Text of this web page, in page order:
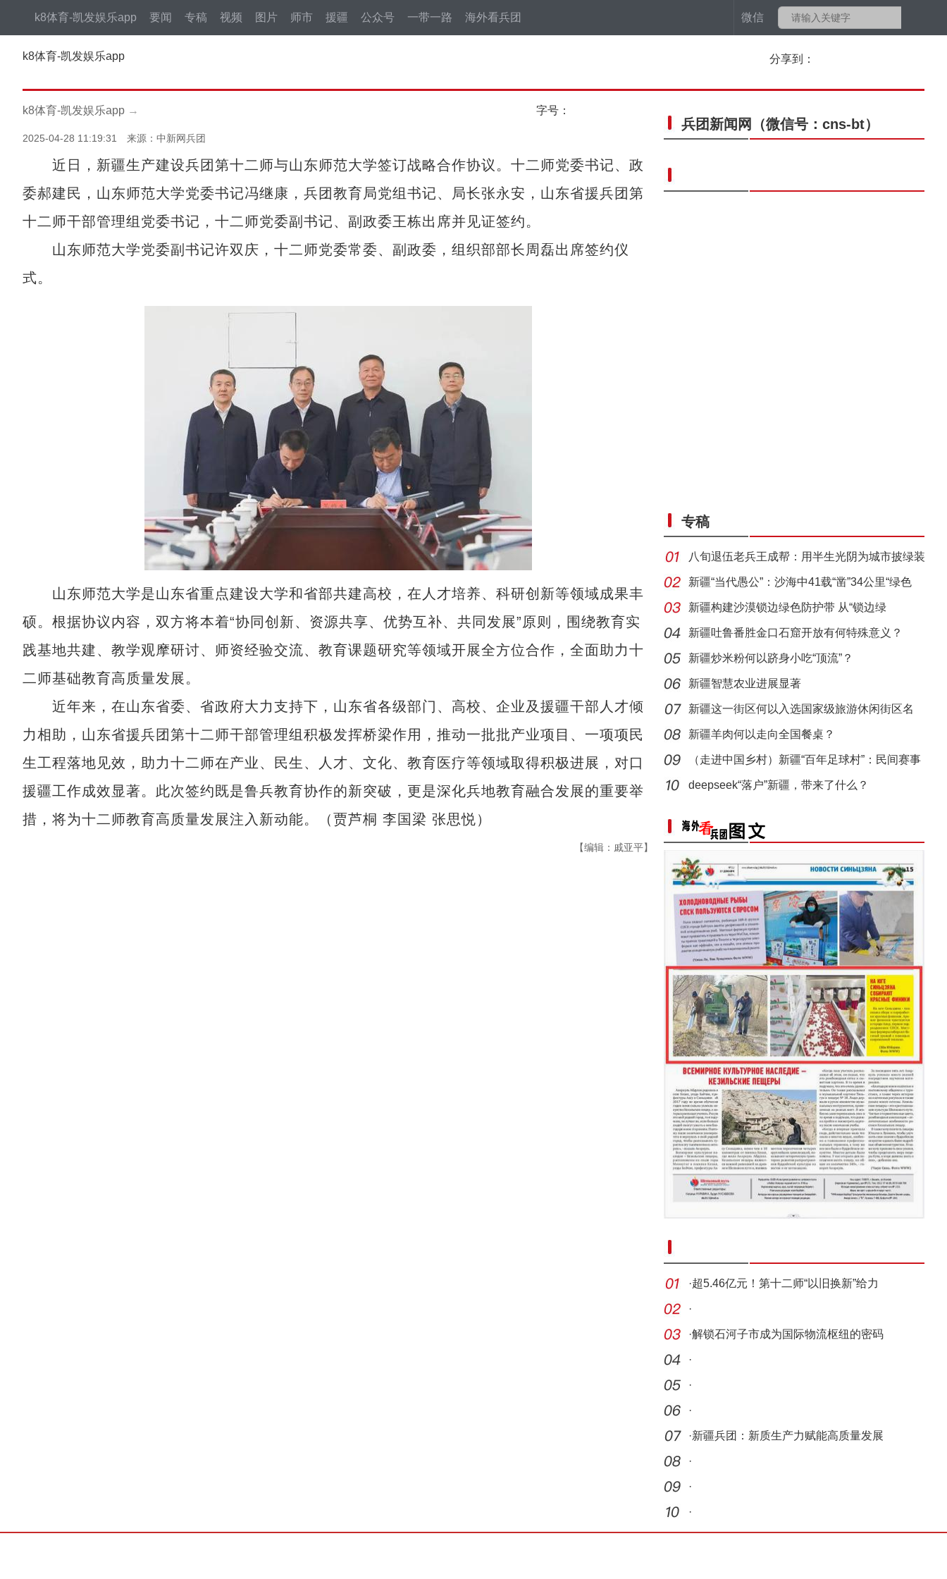
微信
k8体育-凯发娱乐app 要闻 专稿 视频 图片 师市 援疆 公众号 一带一路 海外看兵团
k8体育-凯发娱乐app 分享到：
k8体育-凯发娱乐app → 字号：
2025-04-28 11:19:31 来源：中新网兵团
近日，新疆生产建设兵团第十二师与山东师范大学签订战略合作协议。十二师党委书记、政
委郝建民，山东师范大学党委书记冯继康，兵团教育局党组书记、局长张永安，山东省援兵团第
十二师干部管理组党委书记，十二师党委副书记、副政委王栋出席并见证签约。
山东师范大学党委副书记许双庆，十二师党委常委、副政委，组织部部长周磊出席签约仪
式。
山东师范大学是山东省重点建设大学和省部共建高校，在人才培养、科研创新等领域成果丰
硕。根据协议内容，双方将本着“协同创新、资源共享、优势互补、共同发展”原则，围绕教育实
践基地共建、教学观摩研讨、师资经验交流、教育课题研究等领域开展全方位合作，全面助力十
二师基础教育高质量发展。
近年来，在山东省委、省政府大力支持下，山东省各级部门、高校、企业及援疆干部人才倾
力相助，山东省援兵团第十二师干部管理组积极发挥桥梁作用，推动一批批产业项目、一项项民
生工程落地见效，助力十二师在产业、民生、人才、文化、教育医疗等领域取得积极进展，对口
援疆工作成效显著。此次签约既是鲁兵教育协作的新突破，更是深化兵地教育融合发展的重要举
措，将为十二师教育高质量发展注入新动能。（贾芦桐 李国梁 张思悦）
【编辑：戚亚平】
兵团新闻网 （微信号：cns-bt）
专稿
八旬退伍老兵王成帮：用半生光阴为城市披绿装
新疆“当代愚公”：沙海中41载“凿”34公里“绿色
新疆构建沙漠锁边绿色防护带 从“锁边绿
化”到“产
新疆吐鲁番胜金口石窟开放有何特殊意义？
新疆炒米粉何以跻身小吃“顶流”？
新疆智慧农业进展显著
新疆这一街区何以入选国家级旅游休闲街区名
单？
新疆羊肉何以走向全国餐桌？
（走进中国乡村）新疆“百年足球村”：民间赛事
拉
deepseek“落户”新疆，带来了什么？
·超5.46亿元！第十二师“以旧换新”给力
·
·解锁石河子市成为国际物流枢纽的密码
·
·
·
·新疆兵团：新质生产力赋能高质量发展
·
·
·